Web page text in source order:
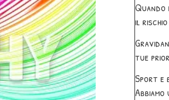
Quando
il
tue
Sport e